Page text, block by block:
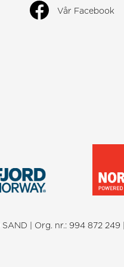
Vår Facebook
| Org. nr.: 994 872 249 |